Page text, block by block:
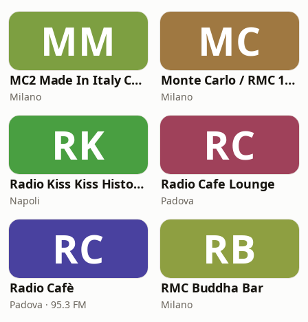
MM
MC2 Made In Italy Channel
Milano
MC
Monte Carlo / RMC 1 - Monte Carlo Nights Story
Milano
RK
Radio Kiss Kiss History Lounge
Napoli
RC
Radio Cafe Lounge
Padova
RC
Radio Cafè
Padova · 95.3 FM
RB
RMC Buddha Bar
Milano